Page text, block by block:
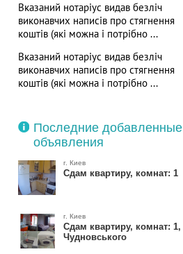
Вказаний нотаріус видав безліч
виконавчих написів про стягнення
коштів (які можна і потрібно ...
Вказаний нотаріус видав безліч
виконавчих написів про стягнення
коштів (які можна і потрібно ...
Последние добавленные
объявления
г. Киев
Сдам квартиру, комнат: 1
г. Киев
Сдам квартиру, комнат: 1,
Чудновського